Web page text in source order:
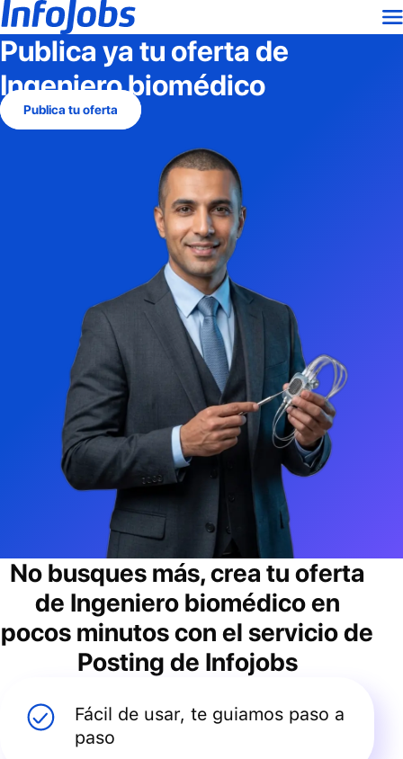
Publica ya tu oferta de
Ingeniero biomédico
Publica tu oferta
No busques más, crea tu oferta
de Ingeniero biomédicoen
pocos minutos con el servicio de
Posting de Infojobs
Fácil de usar, te guiamos paso a
paso